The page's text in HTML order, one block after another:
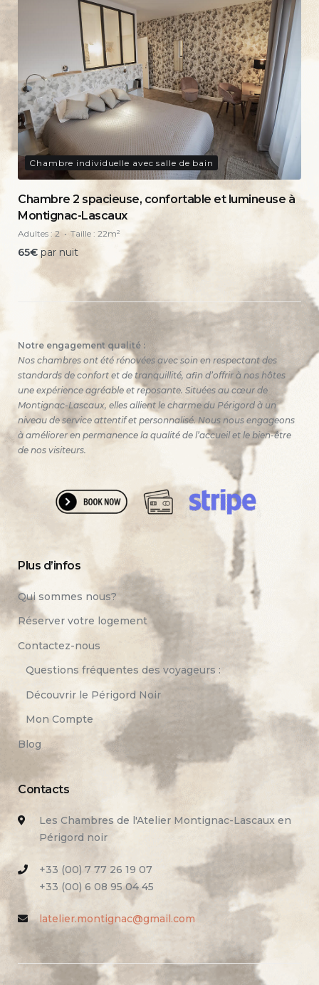
Chambre individuelle avec salle de bain
Chambre 2 spacieuse, confortable et lumineuse à
Montignac-Lascaux
Adultes :2 Taille : 22m²
65€ par nuit
Notre engagement qualité :
Nos chambres ont été rénovées avec soin en respectant des
standards de confort et de tranquillité, afin d’offrir à nos hôtes
une expérience agréable et reposante. Situées au cœur de
Montignac-Lascaux, elles allient le charme du Périgord à un
niveau de service attentif et personnalisé. Nous nous engageons
à améliorer en permanence la qualité de l’accueil et le bien-être
de nos visiteurs.
Plus d’infos
Qui sommes nous?
Réserver votre logement
Contactez-nous
Questions fréquentes des voyageurs :
Découvrir le Périgord Noir
Mon Compte
Blog
Contacts
Les Chambres de l'Atelier Montignac-Lascaux en
Périgord noir
+33 (00) 7 77 26 19 07
+33 (00) 6 08 95 04 45
latelier.montignac@gmail.com